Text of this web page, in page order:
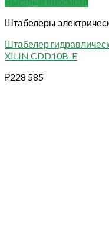
Штабелеры
Штабелер
XILIN CDD10B-E
₽228 585